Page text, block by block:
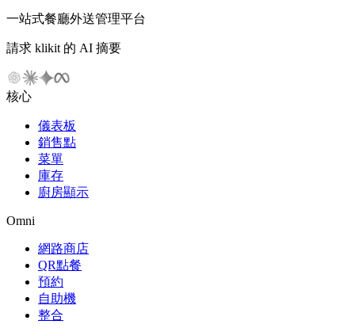
一站式餐廳外送管理平台
請求 klikit 的 AI 摘要
核心
儀表板
銷售點
菜單
庫存
廚房顯示
Omni
網路商店
QR點餐
預約
自助機
整合